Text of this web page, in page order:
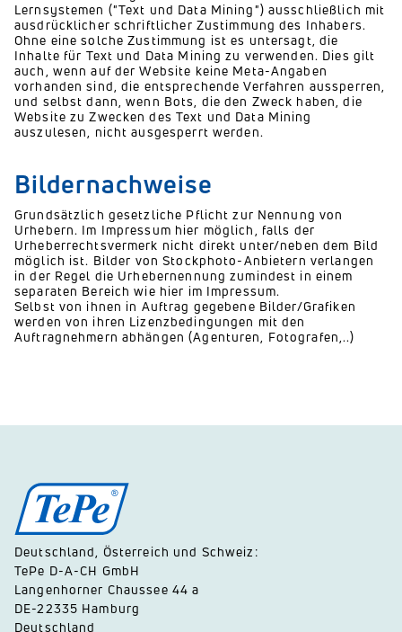
Lernsystemen ("Text und Data Mining") ausschließlich mit
ausdrücklicher schriftlicher Zustimmung des Inhabers.
Ohne eine solche Zustimmung ist es untersagt, die
Inhalte für Text und Data Mining zu verwenden. Dies gilt
auch, wenn auf der Website keine Meta-Angaben
vorhanden sind, die entsprechende Verfahren aussperren,
und selbst dann, wenn Bots, die den Zweck haben, die
Website zu Zwecken des Text und Data Mining
auszulesen, nicht ausgesperrt werden.
Bildernachweise
Grundsätzlich gesetzliche Pflicht zur Nennung von
Urhebern. Im Impressum hier möglich, falls der
Urheberrechtsvermerk nicht direkt unter/neben dem Bild
möglich ist. Bilder von Stockphoto-Anbietern verlangen
in der Regel die Urhebernennung zumindest in einem
separaten Bereich wie hier im Impressum.
Selbst von ihnen in Auftrag gegebene Bilder/Grafiken
werden von ihren Lizenzbedingungen mit den
Auftragnehmern abhängen (Agenturen, Fotografen,..)
Deutschland, Österreich und Schweiz:
TePe D-A-CH GmbH
Langenhorner Chaussee 44 a
DE-22335 Hamburg
Deutschland